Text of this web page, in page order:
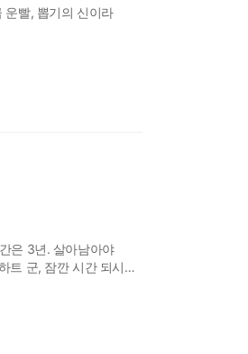
운빨, 뽑기의 신이라
은 3년. 살아남아야
트 군, 잠깐 시간 되시면